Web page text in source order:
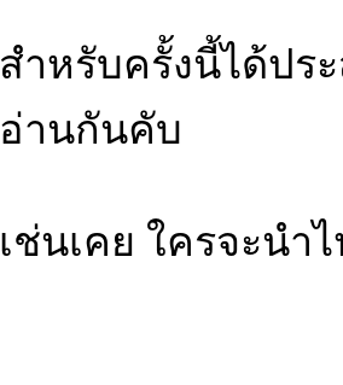
สำหรับครั้งนี้ได้ปร
อ่านกันคับ
เช่นเคย ใครจะน